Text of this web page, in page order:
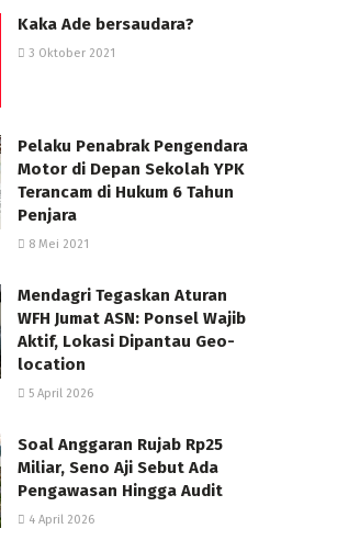
Kaka Ade bersaudara?
3 Oktober 2021
Pelaku Penabrak Pengendara
Motor di Depan Sekolah YPK
Terancam di Hukum 6 Tahun
Penjara
8 Mei 2021
Mendagri Tegaskan Aturan
WFH Jumat ASN: Ponsel Wajib
Aktif, Lokasi Dipantau Geo-
location
5 April 2026
Soal Anggaran Rujab Rp25
Miliar, Seno Aji Sebut Ada
Pengawasan Hingga Audit
4 April 2026